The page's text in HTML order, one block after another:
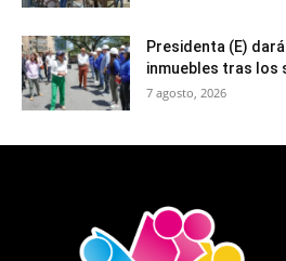
Presidenta (E)
inmuebles tras los
7 agosto, 2026